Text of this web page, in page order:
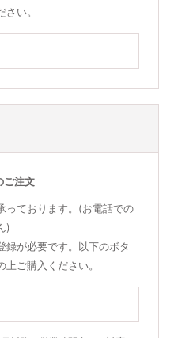
い。
ご注文
っております。(お電話での
)
録が必要です。以下のボタ
ご購入ください。